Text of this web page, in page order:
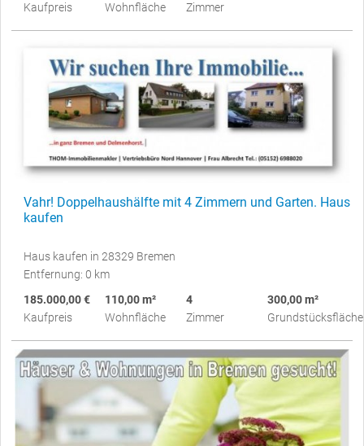
Kaufpreis
Wohnfläche
Zimmer
Vahr! Doppelhaushälfte mit 4 Zimmern und Garten. Haus
kaufen
Haus kaufen in 28329 Bremen
Entfernung: 0 km
185.000,00 €
Kaufpreis
110,00 m²
Wohnfläche
4
Zimmer
300,00 m²
Grundstücksfläche